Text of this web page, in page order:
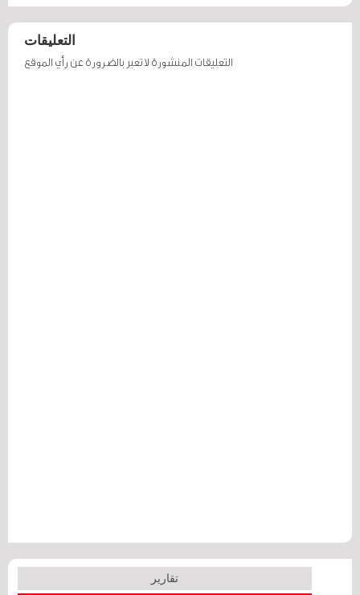
التعليقات
التعليقات المنشورة لا تعبر بالضرورة عن رأي الموقع
تقارير